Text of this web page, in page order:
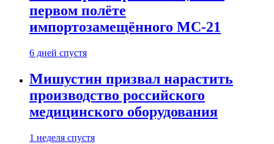
первом полёте
импортозамещённого МС-21
6 дней спустя
Мишустин призвал нарастить
производство российского
медицинского оборудования
1 неделя спустя